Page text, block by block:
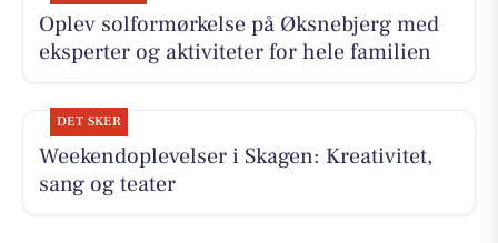
Oplev solformørkelse på Øksnebjerg med
eksperter og aktiviteter for hele familien
DET SKER
Weekendoplevelser i Skagen: Kreativitet,
sang og teater